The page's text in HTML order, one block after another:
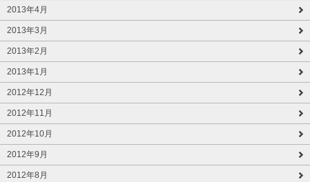
2013年4月
2013年3月
2013年2月
2013年1月
2012年12月
2012年11月
2012年10月
2012年9月
2012年8月